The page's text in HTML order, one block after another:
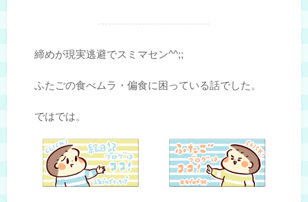
締めが現実逃避でスミマセン^^;;
ふたごの食べムラ・偏食に困っている話でした。
ではでは。